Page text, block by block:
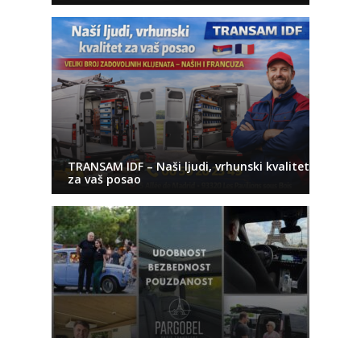
TRANSAM IDF – Naši ljudi, vrhunski kvalitet
za vaš posao